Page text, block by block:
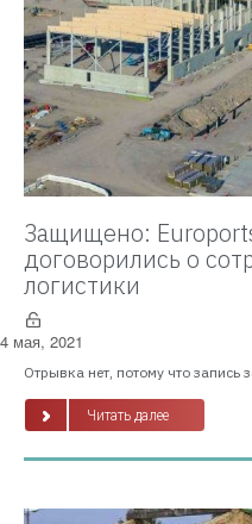
Защищено:
договорились о
логистики
4 мая, 2021
Отрывка нет, потому что запись
Читать далее